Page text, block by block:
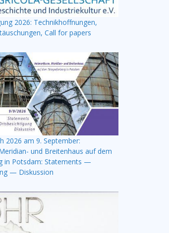
2026: Technikhoffnungen,
Call for papers
2026 am 9. September:
und Breitenhaus auf dem
in Potsdam: Statements —
— Diskussion